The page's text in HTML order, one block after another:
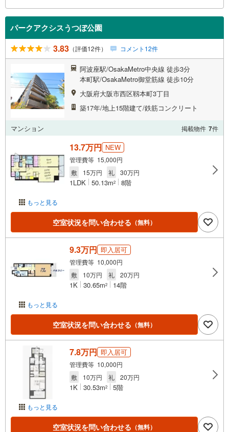
パークアクシスうつぼ公園
3.83 （評価12件） コメント12件
阿波座駅/OsakaMetro中央線 徒歩3分
本町駅/OsakaMetro御堂筋線 徒歩10分
大阪府大阪市西区靱本町3丁目
築17年/地上15階建て/鉄筋コンクリート
マンション 掲載物件 7件
もっと見る
13.7万円 NEW
管理費等 15,000円
敷
15万円 礼 30万円
1LDK 50.13m2 8階
空室状況を問い合わせる （無料）
もっと見る
9.3万円 即入居可
管理費等 10,000円
敷
10万円 礼 20万円
1K 30.65m2 14階
空室状況を問い合わせる （無料）
もっと見る
7.8万円 即入居可
管理費等 10,000円
敷
10万円 礼 20万円
1K 30.53m2 5階
空室状況を問い合わせる （無料）